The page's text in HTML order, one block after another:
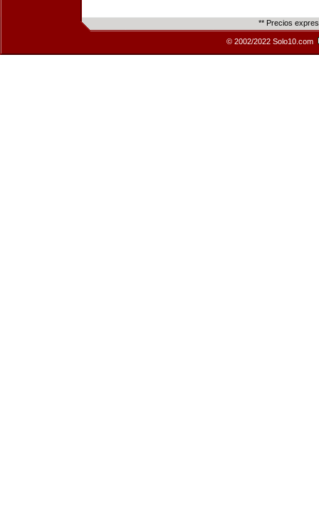
** Precios
© 2002/2022 Solo10.com